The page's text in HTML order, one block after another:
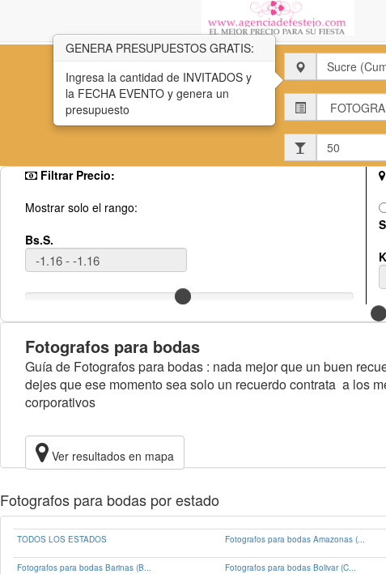
Estado:
GENERA PRESUPUESTOS GRATIS:
Ingresa la cantidad de INVITADOS y
la FECHA EVENTO y genera un
presupuesto
Estado:
Invitados:
Filtrar Precio:
Mostrar solo el rango:
Bs.S.
Fotografos para bodas
Guía de Fotografos para bodas : nada mejor que un buen
dejes que ese momento sea solo un recuerdo contrata a los
corporativos
Ver resultados en mapa
Fotografos para bodas por estado
TODOS LOS ESTADOS Fotografos para bodas Amazonas (...
Fotografos para bodas Barinas (B... Fotografos para bodas Bolivar (C...